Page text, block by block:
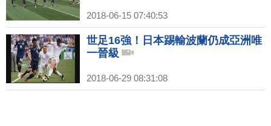
2018-06-15 07:40:53
世足16強！日本踢輸波蘭仍成亞洲唯
一晉級
2018-06-29 08:31:08